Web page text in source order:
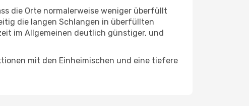
die Orte normalerweise weniger überfüllt
die langen Schlangen in überfüllten
im Allgemeinen deutlich günstiger, und
mit den Einheimischen und eine tiefere